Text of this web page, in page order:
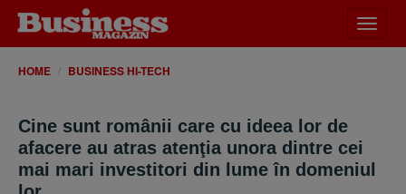
meniu
HOME BUSINESS HI-TECH
Cine sunt românii care cu ideea lor de
afacere au atras atenţia unora dintre cei
mai mari investitori din lume în domeniul